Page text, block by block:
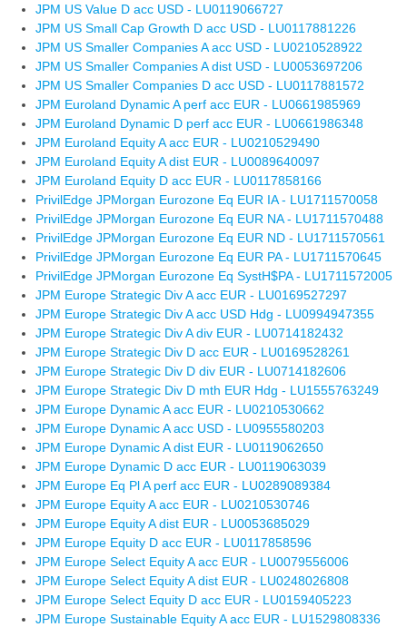
JPM US Value D acc USD - LU0119066727
JPM US Small Cap Growth D acc USD - LU0117881226
JPM US Smaller Companies A acc USD - LU0210528922
JPM US Smaller Companies A dist USD - LU0053697206
JPM US Smaller Companies D acc USD - LU0117881572
JPM Euroland Dynamic A perf acc EUR - LU0661985969
JPM Euroland Dynamic D perf acc EUR - LU0661986348
JPM Euroland Equity A acc EUR - LU0210529490
JPM Euroland Equity A dist EUR - LU0089640097
JPM Euroland Equity D acc EUR - LU0117858166
PrivilEdge JPMorgan Eurozone Eq EUR IA - LU1711570058
PrivilEdge JPMorgan Eurozone Eq EUR NA - LU1711570488
PrivilEdge JPMorgan Eurozone Eq EUR ND - LU1711570561
PrivilEdge JPMorgan Eurozone Eq EUR PA - LU1711570645
PrivilEdge JPMorgan Eurozone Eq SystH$PA - LU1711572005
JPM Europe Strategic Div A acc EUR - LU0169527297
JPM Europe Strategic Div A acc USD Hdg - LU0994947355
JPM Europe Strategic Div A div EUR - LU0714182432
JPM Europe Strategic Div D acc EUR - LU0169528261
JPM Europe Strategic Div D div EUR - LU0714182606
JPM Europe Strategic Div D mth EUR Hdg - LU1555763249
JPM Europe Dynamic A acc EUR - LU0210530662
JPM Europe Dynamic A acc USD - LU0955580203
JPM Europe Dynamic A dist EUR - LU0119062650
JPM Europe Dynamic D acc EUR - LU0119063039
JPM Europe Eq Pl A perf acc EUR - LU0289089384
JPM Europe Equity A acc EUR - LU0210530746
JPM Europe Equity A dist EUR - LU0053685029
JPM Europe Equity D acc EUR - LU0117858596
JPM Europe Select Equity A acc EUR - LU0079556006
JPM Europe Select Equity A dist EUR - LU0248026808
JPM Europe Select Equity D acc EUR - LU0159405223
JPM Europe Sustainable Equity A acc EUR - LU1529808336